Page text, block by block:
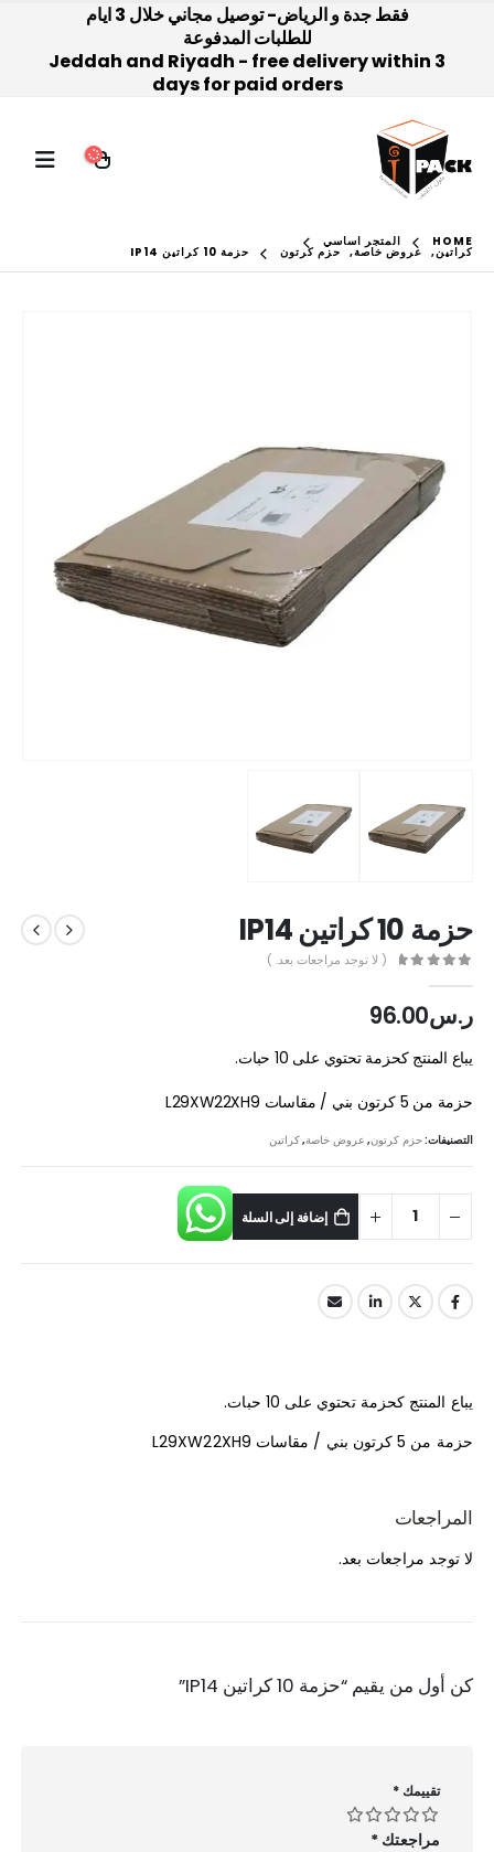
فقط جدة و الرياض- توصيل مجاني خلال 3 ايام
للطلبات المدفوعة
Jeddah and Riyadh - free delivery within 3
days for paid orders
HOME المتجر اساسي
كراتين, عروض خاصة, حزم كرتون حزمة 10 كراتين IP14
حزمة 10 كراتين IP14
( لا توجد مراجعات بعد. )
ر.س96.00
يباع المنتج كحزمة تحتوي على 10 حبات.
حزمة من 5 كرتون بني / مقاسات L29XW22XH9
التصنيفات:حزم كرتون, عروض خاصة,كراتين
إضافة إلى السلة
يباع المنتج كحزمة تحتوي على 10 حبات.
حزمة من 5 كرتون بني / مقاسات L29XW22XH9
المراجعات
لا توجد مراجعات بعد.
كن أول من يقيم “حزمة 10 كراتين IP14”
تقييمك*
مراجعتك *